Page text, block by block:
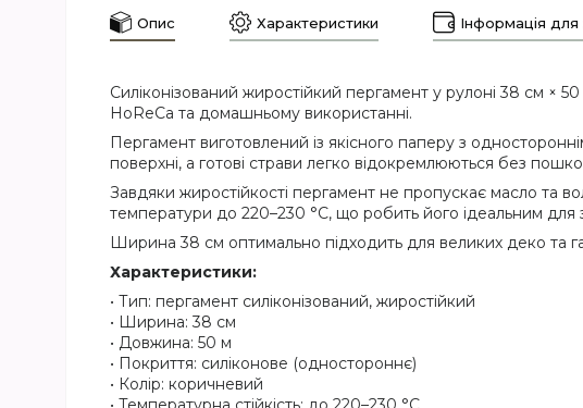
Опис Характеристики Інформація
Силіконізований жиростійкий пергамент у рулоні 38 см ×
HoReCa та домашньому використанні.
Пергамент виготовлений із якісного паперу з
поверхні, а готові страви легко відокремлюються без
Завдяки жиростійкості пергамент не пропускає масло та
температури до 220–230 °C, що робить його ідеальним для
Ширина 38 см оптимально підходить для великих деко та
Характеристики:
• Тип: пергамент силіконізований, жиростійкий
• Ширина: 38 см
• Довжина: 50 м
• Покриття: силіконове (одностороннє)
• Колір: коричневий